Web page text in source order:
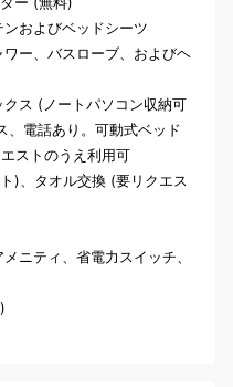
およびベッドシーツ
ー、バスローブ、およびヘ
ス (ノートパソコン収納可
、電話あり。可動式ベッド
ストのうえ利用可
)、タオル交換 (要リクエス
ニティ、省電力スイッチ、